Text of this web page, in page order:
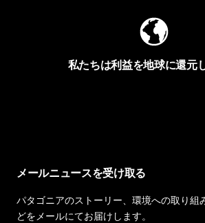
私たちは利益を地球に還元
メールニュースを受け取る
パタゴニアのストーリー、環境への取り組
どをメールにてお届けします。